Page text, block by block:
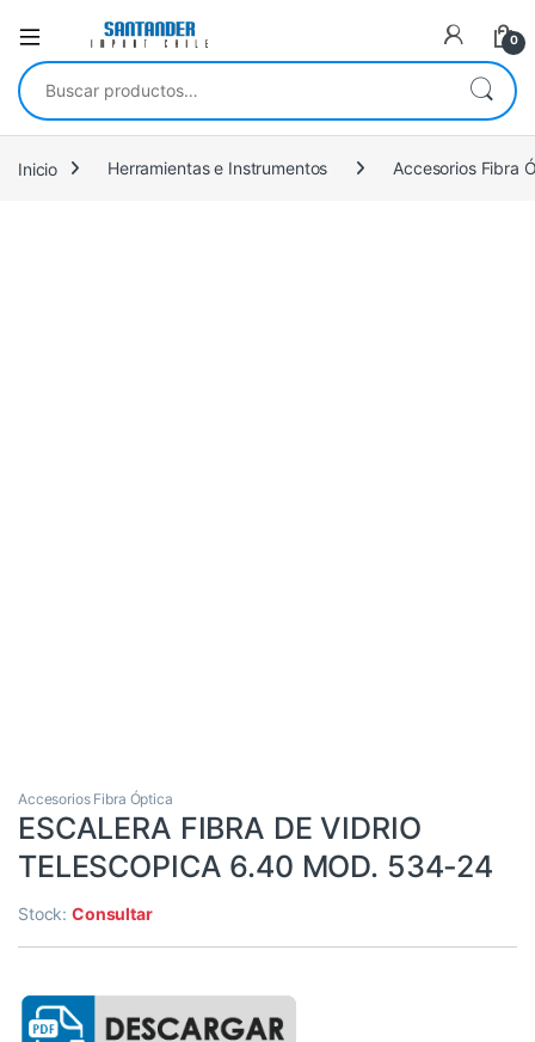
0
Buscar por:
Inicio Herramientas e Instrumentos Accesorios Fibra
Accesorios Fibra Óptica
ESCALERA FIBRA DE VIDRIO
TELESCOPICA 6.40 MOD. 534-24
Stock:Consultar